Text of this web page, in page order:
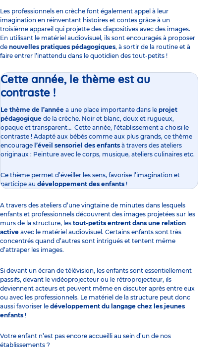
Les professionnels en crèche font également appel à leur
imagination en réinventant histoires et contes grâce à un
troisième appareil qui projette des diapositives avec des images.
En utilisant le matériel audiovisuel, ils sont encouragés à proposer
de nouvelles pratiques pédagogiques, à sortir de la routine et à
faire entrer l’inattendu dans le quotidien des tout-petits !
Cette année, le thème est au
contraste !
Le thème de l’année a une place importante dans le projet
pédagogique de la crèche. Noir et blanc, doux et rugueux,
opaque et transparent… Cette année, l’établissement a choisi le
contraste ! Adapté aux bébés comme aux plus grands, ce thème
encourage l’éveil sensoriel des enfants à travers des ateliers
originaux : Peinture avec le corps, musique, ateliers culinaires etc.
Ce thème permet d’éveiller les sens, favorise l’imagination et
participe au développement des enfants !
A travers des ateliers d’une vingtaine de minutes dans lesquels
enfants et professionnels découvrent des images projetées sur les
murs de la structure, les tout-petits entrent dans une relation
active avec le matériel audiovisuel. Certains enfants sont très
concentrés quand d’autres sont intrigués et tentent même
d’attraper les images.
Si devant un écran de télévision, les enfants sont essentiellement
passifs, devant le vidéoprojecteur ou le rétroprojecteur, ils
deviennent acteurs et peuvent même en discuter après entre eux
ou avec les professionnels. Le matériel de la structure peut donc
aussi favoriser le développement du langage chez les jeunes
enfants !
Votre enfant n’est pas encore accueilli au sein d’un de nos
établissements ?